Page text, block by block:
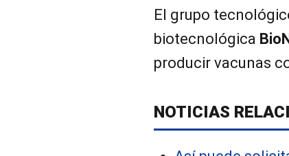
El grupo
biotecnológica
producir vacunas
NOTICIAS